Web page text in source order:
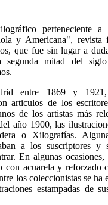
perteneciente
y Americana", revista
que fue sin lugar a
segunda mitad del
entre 1869 y
articulos de los
de los artistas más
año 1900, las
o Xilografías.
a los suscriptores y
En algunas ocasiones,
con acuarela y reforzado
los coleccionistas se ha
estampadas de